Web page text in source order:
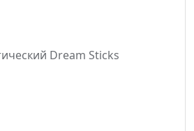
Dream Sticks